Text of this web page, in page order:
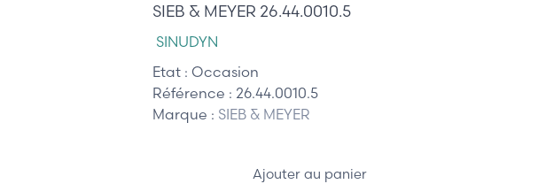
SIEB & MEYER 26.44.0010.5
SINUDYN
Etat : Occasion
Référence : 26.44.0010.5
Marque : SIEB & MEYER
Ajouter au panier